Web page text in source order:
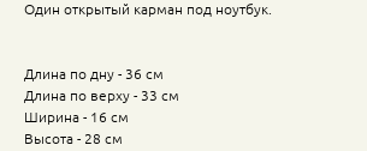
Один открытый карман под ноутбук.
Длина по дну - 36 см
Длина по верху - 33 см
Ширина - 16 см
Высота - 28 см